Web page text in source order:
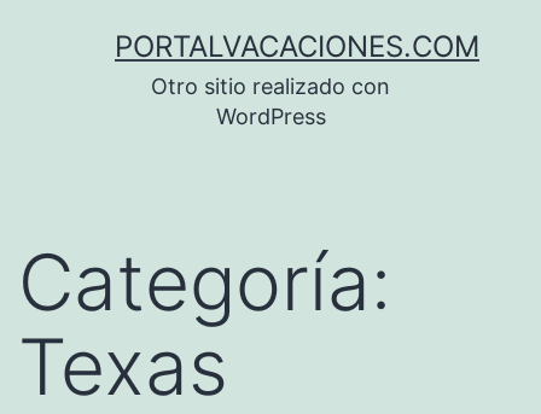
PORTALVACACIONES.COM
Otro sitio realizado con
WordPress
Categoría:
Texas